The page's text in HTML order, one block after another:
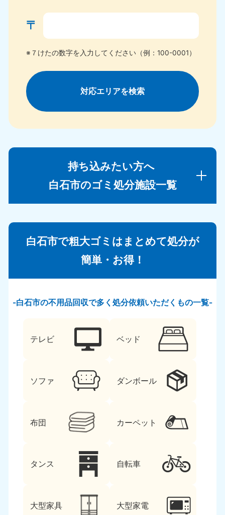
〒
※７けたの数字を入力してください（例：100-0001）
対応エリアを検索
持ち込みたい方へ
白石市のゴミ処分施設一覧
白石市で粗大ゴミはまとめて処分が
簡単・お得！
白石市の不用品回収で多く処分依頼いただくもの一覧
テレビ ベッド
ソファ ダンボール
布団 カーペット
タンス 自転車
大型家具 大型家電